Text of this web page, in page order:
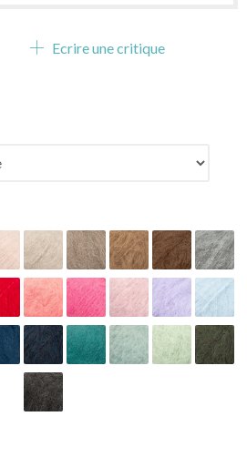
Ecrire une critique